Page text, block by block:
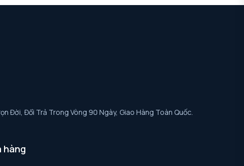
Đời, Đổi Trả Trong Vòng 90 Ngày, Giao Hàng Toàn Quốc.
hàng